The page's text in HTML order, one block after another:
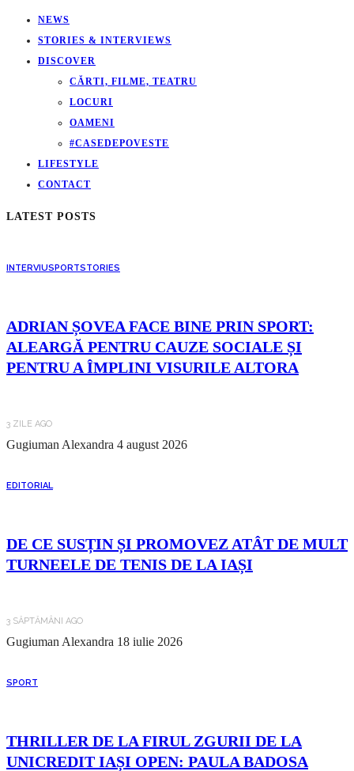
NEWS
STORIES & INTERVIEWS
DISCOVER
CĂRTI, FILME, TEATRU
LOCURI
OAMENI
#CASEDEPOVESTE
LIFESTYLE
CONTACT
LATEST POSTS
INTERVIUSPORTSTORIES
ADRIAN ȘOVEA FACE BINE PRIN SPORT:
ALEARGĂ PENTRU CAUZE SOCIALE ȘI
PENTRU A ÎMPLINI VISURILE ALTORA
3 ZILE AGO
Gugiuman Alexandra 4 august 2026
EDITORIAL
DE CE SUSȚIN ȘI PROMOVEZ ATÂT DE MULT
TURNEELE DE TENIS DE LA IAȘI
3 SĂPTĂMÂNI AGO
Gugiuman Alexandra 18 iulie 2026
SPORT
THRILLER DE LA FIRUL ZGURII DE LA
UNICREDIT IAȘI OPEN: PAULA BADOSA